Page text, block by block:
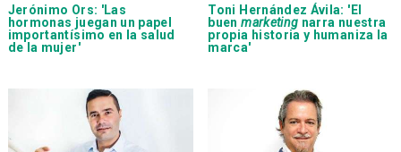
Jerónimo Ors: 'Las
hormonas juegan un papel
importantísimo en la salud
de la mujer'
Toni Hernández Ávila: 'El
buenmarketing narra nuestra
propia historia y humaniza la
marca'